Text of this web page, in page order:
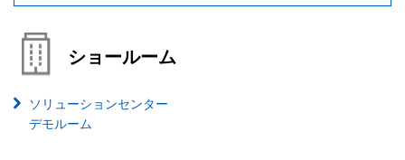
ショールーム
ソリューションセンター
デモルーム